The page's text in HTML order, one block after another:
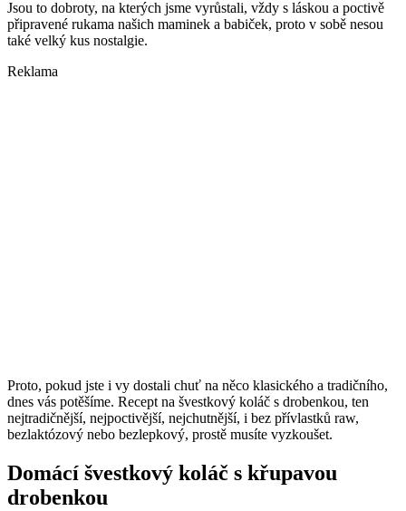
Jsou to dobroty, na kterých jsme vyrůstali, vždy s láskou a poctivě
připravené rukama našich maminek a babiček, proto v sobě nesou
také velký kus nostalgie.
Reklama
Proto, pokud jste i vy dostali chuť na něco klasického a tradičního,
dnes vás potěšíme. Recept na švestkový koláč s drobenkou, ten
nejtradičnější, nejpoctivější, nejchutnější, i bez přívlastků raw,
bezlaktózový nebo bezlepkový, prostě musíte vyzkoušet.
Domácí švestkový koláč s křupavou
drobenkou